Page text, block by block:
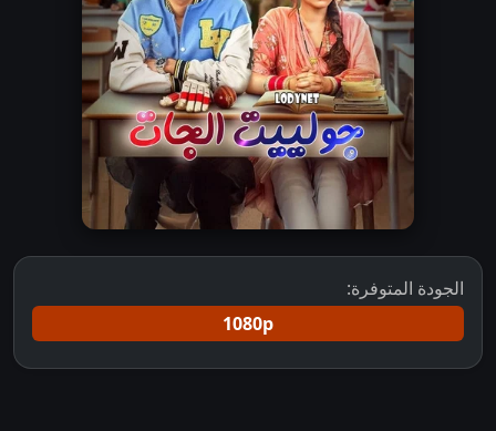
الجودة المتوفرة:
1080p